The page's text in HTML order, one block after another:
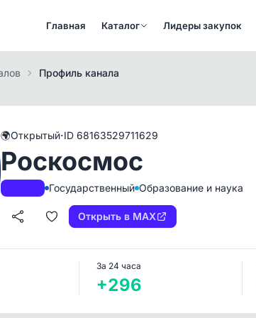
Главная Каталог Лидеры закупок
Профиль канала
🌍Открытый·ID 68163529711629
Роскосмос
Государственный Образование и наука
Открыть в MAX
За 24 часа
+296